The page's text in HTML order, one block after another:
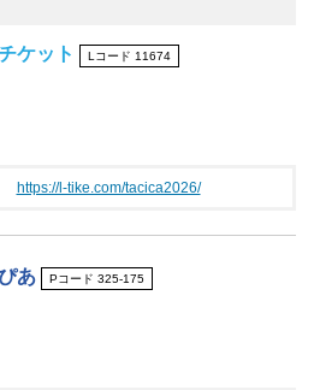
ケット Lコード 11674
https://l-tike.com/tacica2026/
あ Pコード 325-175